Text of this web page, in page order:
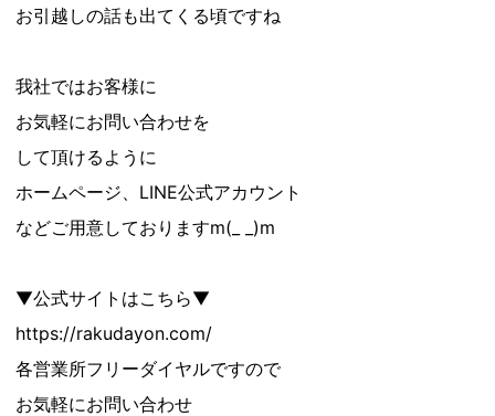
お引越しの話も出てくる頃ですね
我社ではお客様に
お気軽にお問い合わせを
して頂けるように
ホームページ、LINE公式アカウント
などご用意しておりますm(_ _)m
▼公式サイトはこちら▼
https://rakudayon.com/
各営業所フリーダイヤルですので
お気軽にお問い合わせ